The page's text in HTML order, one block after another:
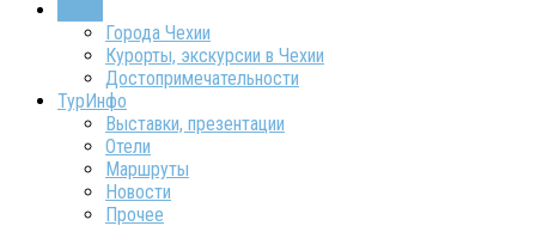
Города Чехии
Курорты, экскурсии в Чехии
Достопримечательности
ТурИнфо
Выставки, презентации
Отели
Маршруты
Новости
Прочее